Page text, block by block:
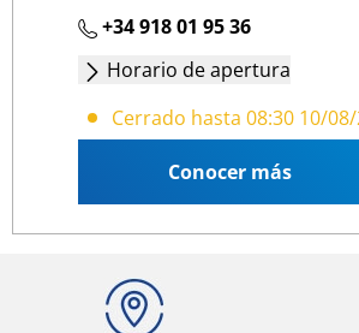
+34 918 01 95 36
Horario de apertura
Lunes - Viernes: 08:30 14:00
Cerrado hasta 08:30 10/
Conocer más